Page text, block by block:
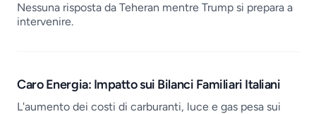
Nessuna risposta da Teheran mentre Trump si prepara a
intervenire.
Caro Energia: Impatto sui Bilanci Familiari Italiani
L'aumento dei costi di carburanti, luce e gas pesa sui